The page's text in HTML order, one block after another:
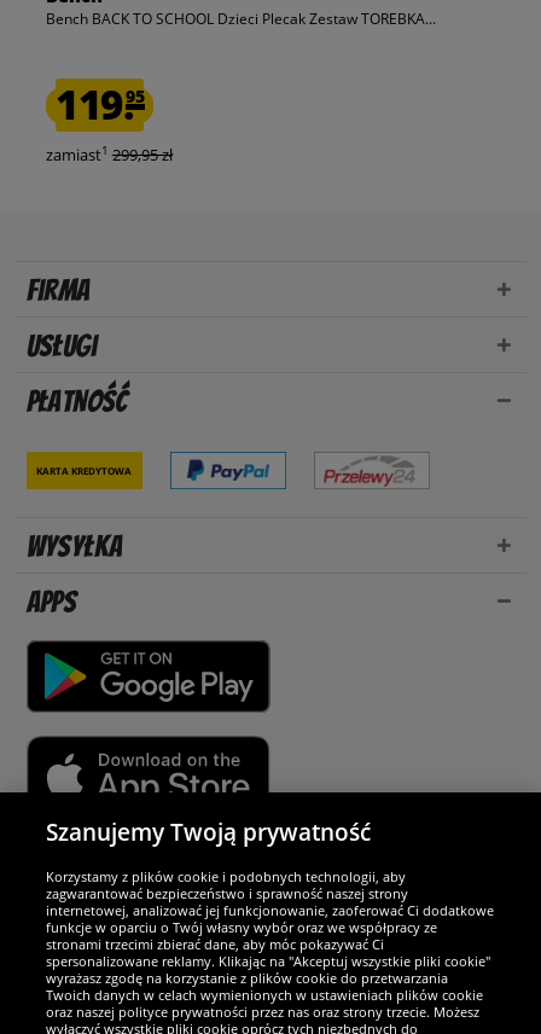
Bench BACK TO SCHOOL Dzieci Plecak Zestaw TOREBKA...
119.95
zamiast1 299,95 zł
Firma
Usługi
Płatność
Karta kredytowa
Wysyłka
Apps
Partnerzy i bezpieczeństwo
Jesteśmy wyjątkowi
Szanujemy Twoją prywatność
Korzystamy z plików cookie i podobnych technologii, aby
zagwarantować bezpieczeństwo i sprawność naszej strony
internetowej, analizować jej funkcjonowanie, zaoferować Ci dodatkowe
funkcje w oparciu o Twój własny wybór oraz we współpracy ze
stronami trzecimi zbierać dane, aby móc pokazywać Ci
spersonalizowane reklamy. Klikając na "Akceptuj wszystkie pliki cookie"
wyrażasz zgodę na korzystanie z plików cookie do przetwarzania
Twoich danych w celach wymienionych w ustawieniach plików cookie
oraz naszej polityce prywatności przez nas oraz strony trzecie. Możesz
wyłączyć wszystkie pliki cookie oprócz tych niezbędnych do